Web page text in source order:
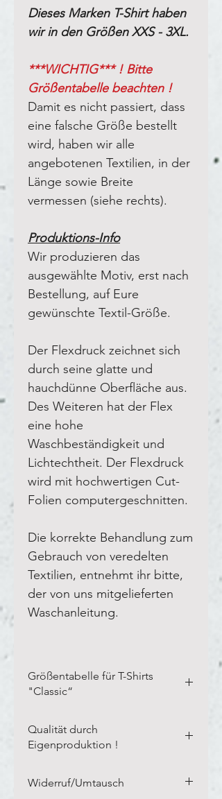
Dieses Marken T-Shirt haben
wir in den Größen XXS - 3XL.
***WICHTIG*** ! Bitte
Größentabelle beachten !
Damit es nicht passiert, dass
eine falsche Größe bestellt
wird, haben wir alle
angebotenen Textilien, in der
Länge sowie Breite
vermessen (siehe rechts).
Produktions-Info
Wir produzieren das
ausgewählte Motiv, erst nach
Bestellung, auf Eure
gewünschte Textil-Größe.
Der Flexdruck zeichnet sich
durch seine glatte und
hauchdünne Oberfläche aus.
Des Weiteren hat der Flex
eine hohe
Waschbeständigkeit und
Lichtechtheit. Der Flexdruck
wird mit hochwertigen Cut-
Folien computergeschnitten.
Die korrekte Behandlung zum
Gebrauch von veredelten
Textilien, entnehmt ihr bitte,
der von uns mitgelieferten
Waschanleitung.
Größentabelle für T-Shirts
"Classic“
Textilien in der Breite und Länge,
wie auf unserem Blanco-Textil
klicken.
Qualität durch
Eigenproduktion !
von inzwischen über 20 Jahren, in
Widerruf/Umtausch